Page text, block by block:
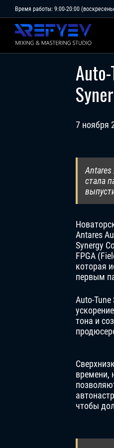
to
content
Время работы: 9:00-20:00
7 ноября
стала
Antares
Synergy
FPGA
которая
первым
Auto-
тона и
времени,
чтобы